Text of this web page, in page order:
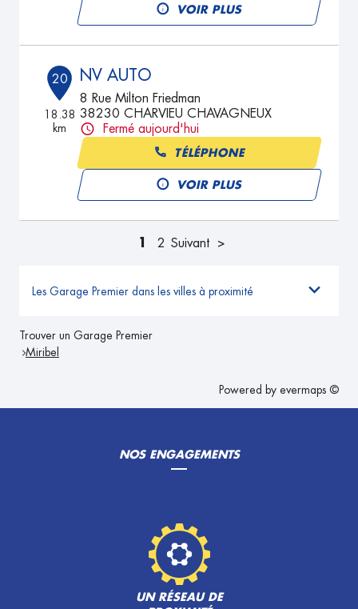
VOIR PLUS
20
18.38
km
NV AUTO
8 Rue Milton Friedman
38230 CHARVIEU CHAVAGNEUX
Fermé aujourd'hui
TÉLÉPHONE
VOIR PLUS
1 2 Suivant
Les Garage Premier dans les villes à proximité
Trouver un Garage Premier
Miribel
Powered by evermaps ©
NOS ENGAGEMENTS
UN RÉSEAU DE